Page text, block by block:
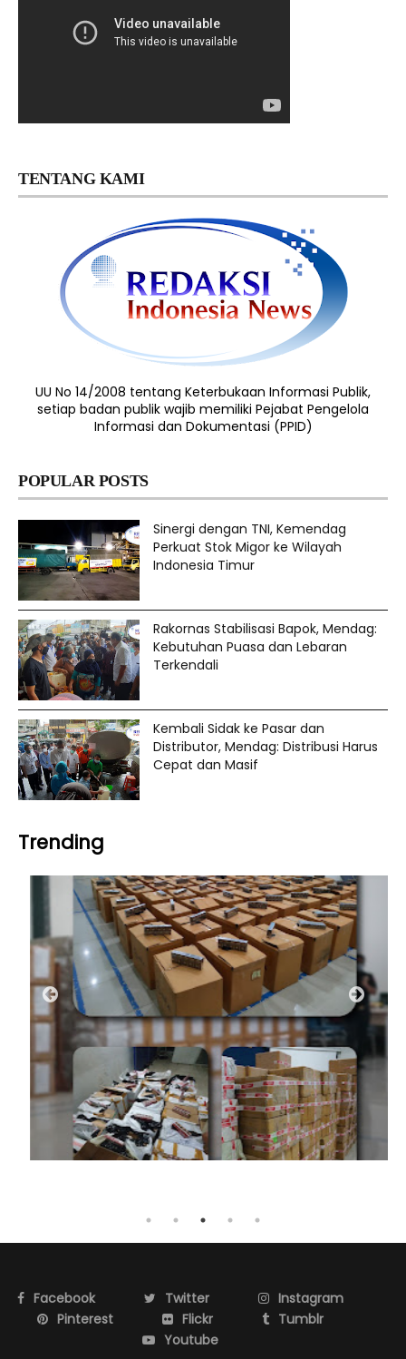
TENTANG KAMI
UU No 14/2008 tentang Keterbukaan Informasi Publik,
setiap badan publik wajib memiliki Pejabat Pengelola
Informasi dan Dokumentasi (PPID)
POPULAR POSTS
Sinergi dengan TNI, Kemendag
Perkuat Stok Migor ke Wilayah
Indonesia Timur
Rakornas Stabilisasi Bapok, Mendag:
Kebutuhan Puasa dan Lebaran
Terkendali
Kembali Sidak ke Pasar dan
Distributor, Mendag: Distribusi Harus
Cepat dan Masif
Trending
Facebook Twitter
Instagram
Pinterest
Flickr
Tumblr
Youtube